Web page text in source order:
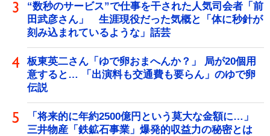
“数秒のサービス”で仕事を干された人気司会者「前
田武彦さん」 生涯現役だった気概と「体に秒針が
刻み込まれているような」話芸
板東英二さん「ゆで卵おまへんか？」 局が20個用
意すると… 「出演料も交通費も要らん」のゆで卵
伝説
「将来的に年約2500億円という莫大な金額に…」
三井物産「鉄鉱石事業」爆発的収益力の秘密とは